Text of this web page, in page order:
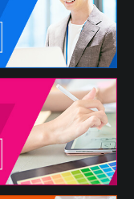
ことができま
提供されない場
利用できない場合
暴力団員でなくな
構成員、暴力団関
、特殊知能暴力
以下、反社会的勢
いずれにも該当
てもこれらに該